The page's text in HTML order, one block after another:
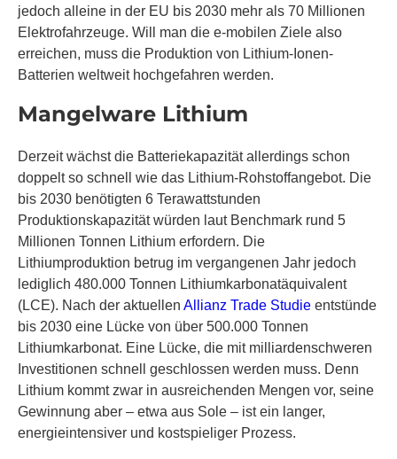
jedoch alleine in der EU bis 2030 mehr als 70 Millionen
Elektrofahrzeuge. Will man die e-mobilen Ziele also
erreichen, muss die Produktion von Lithium-Ionen-
Batterien weltweit hochgefahren werden.
Mangelware Lithium
Derzeit wächst die Batteriekapazität allerdings schon
doppelt so schnell wie das Lithium-Rohstoffangebot. Die
bis 2030 benötigten 6 Terawattstunden
Produktionskapazität würden laut Benchmark rund 5
Millionen Tonnen Lithium erfordern. Die
Lithiumproduktion betrug im vergangenen Jahr jedoch
lediglich 480.000 Tonnen Lithiumkarbonatäquivalent
(LCE). Nach der aktuellen Allianz Trade Studie entstünde
bis 2030 eine Lücke von über 500.000 Tonnen
Lithiumkarbonat. Eine Lücke, die mit milliardenschweren
Investitionen schnell geschlossen werden muss. Denn
Lithium kommt zwar in ausreichenden Mengen vor, seine
Gewinnung aber – etwa aus Sole – ist ein langer,
energieintensiver und kostspieliger Prozess.